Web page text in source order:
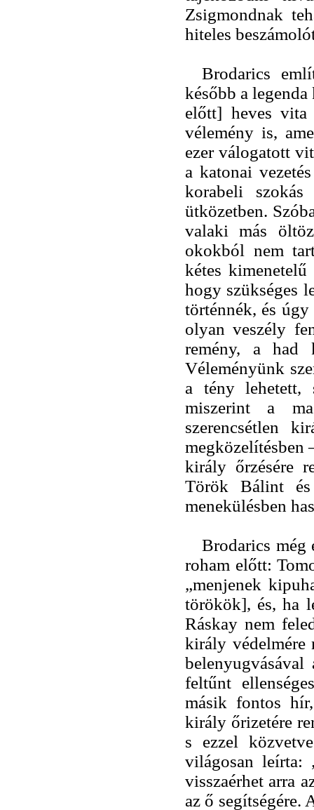
Zsigmondnak
hiteles
Brodarics
később a
előtt] heves
vélemény is,
ezer válogatott
a katonai
korabeli
ütközetben.
valaki más
okokból nem
kétes
hogy szükséges
történnék, és
olyan veszély
remény, a had
Véleményünk
a tény lehetett,
miszerint a
szerencsétlen
megközelítésben
király őrzésére
Török Bálint
menekülésben
Brodarics még
roham előtt:
„menjenek
törökök], és, ha
Ráskay nem
király védelmére
feltűnt
másik fontos
király őrizetére
s ezzel
világosan leírta:
visszaérhet arra
az ő segítségére.